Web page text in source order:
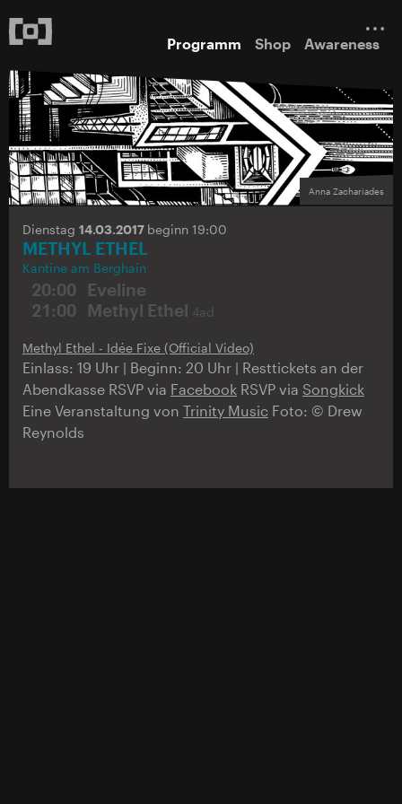
Programm Shop Awareness
Anna Zachariades
Dienstag 14.03.2017 beginn 19:00
METHYL ETHEL
Kantine am Berghain
20:00
Eveline
21:00
Methyl Ethel 4ad
Methyl Ethel - Idée Fixe (Official Video)
Einlass: 19 Uhr | Beginn: 20 Uhr | Resttickets an der
Abendkasse RSVP via Facebook RSVP via Songkick
Eine Veranstaltung von Trinity Music Foto: © Drew
Reynolds